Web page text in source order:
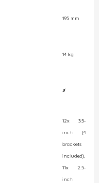
195 mm
14 kg
✗
12x 3.5-
inch (4
brackets
included),
11x 2.5-
inch